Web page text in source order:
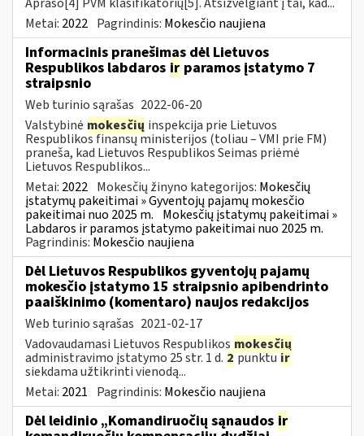
Metai: 2022 Pagrindinis: Mokesčio naujiena
Informacinis pranešimas dėl Lietuvos
Respublikos labdaros ir paramos įstatymo 7
straipsnio
Web turinio sąrašas 2022-06-20
Valstybinė mokesčių inspekcija prie Lietuvos
Respublikos finansų ministerijos (toliau – VMI prie FM)
praneša, kad Lietuvos Respublikos Seimas priėmė
Lietuvos Respublikos...
Metai: 2022 Mokesčių žinyno kategorijos: Mokesčių
įstatymų pakeitimai » Gyventojų pajamų mokesčio
pakeitimai nuo 2025 m. Mokesčių įstatymų pakeitimai »
Labdaros ir paramos įstatymo pakeitimai nuo 2025 m.
Pagrindinis: Mokesčio naujiena
Dėl Lietuvos Respublikos gyventojų pajamų
mokesčio įstatymo 15 straipsnio apibendrinto
paaiškinimo (komentaro) naujos redakcijos
Web turinio sąrašas 2021-02-17
Vadovaudamasi Lietuvos Respublikos mokesčių
administravimo įstatymo 25 str. 1 d. 2punktuir
siekdama užtikrinti vienodą...
Metai: 2021 Pagrindinis: Mokesčio naujiena
Dėl leidinio „Komandiruočių sąnaudos ir